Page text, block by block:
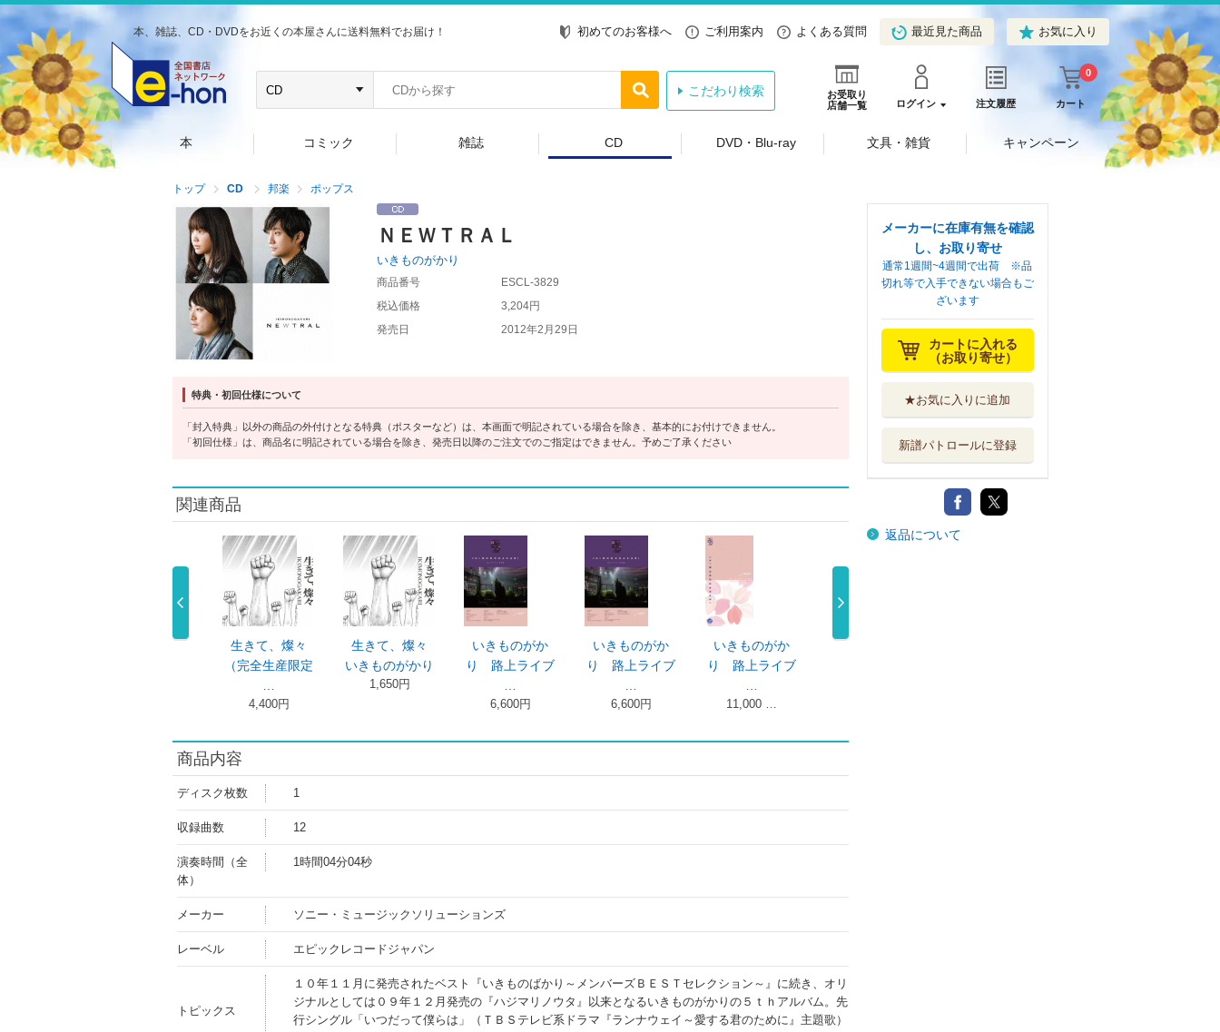
本、雑誌、CD・DVDをお近くの本屋さんに送料無料でお届け！ 初めてのお客様へ ご利用案内 よくある質問 最近見た商品 お気に入り
お受取り
店舗一覧
ログイン 注文履歴 カート
0
こだわり検索
本 コミック 雑誌 CD DVD・Blu-ray 文具・雑貨 キャンペーン
トップ CD 邦楽 ポップス
ＮＥＷＴＲＡＬ
いきものがかり
商品番号
ESCL-3829
税込価格
3,204円
発売日
2012年2月29日
特典・初回仕様について
「封入特典」以外の商品の外付けとなる特典（ポスターなど）は、本画面で明記されている場合を除き、基本的にお付けできません。
「初回仕様」は、商品名に明記されている場合を除き、発売日以降のご注文でのご指定はできません。予めご了承ください
関連商品
いきものがかり
生きて、燦々
（完全生産限定
4,400円
生きて、燦々
いきものがかり
1,650円
いきものがか
り 路上ライブ
6,600円
いきものがか
り 路上ライブ
6,600円
いきものがか
り 路上ライブ
11,000 …
あそび（初回生
商品内容
ディスク枚数 1
収録曲数 12
演奏時間（全
体）
1時間04分04秒
メーカー ソニー・ミュージックソリューションズ
レーベル エピックレコードジャパン
トピックス
１０年１１月に発売されたベスト『いきものばかり～メンバーズＢＥＳＴセレクション～』に続き、オリ
ジナルとしては０９年１２月発売の『ハジマリノウタ』以来となるいきものがかりの５ｔｈアルバム。先
行シングル「いつだって僕らは」（ＴＢＳテレビ系ドラマ『ランナウェイ～愛する君のために』主題歌）
メーカーに在庫有無を確認
し、お取り寄せ
通常1週間~4週間で出荷 ※品
切れ等で入手できない場合もご
ざいます
カートに入れる
（お取り寄せ）
★お気に入りに追加
新譜パトロールに登録
返品について